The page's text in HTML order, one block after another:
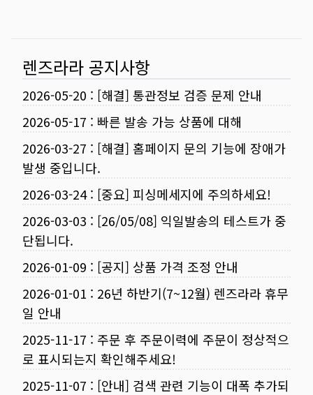
렌즈라라 공지사항
2026-05-20 : [해결] 통관정보 검증 문제 안내
2026-05-17 : 빠른 발송 가능 상품에 대해
2026-03-27 : [해결] 홈페이지 문의 기능에 장애가
발생 중입니다.
2026-03-24: [중요] 피싱메세지에 주의하세요!
2026-03-03 : [26/05/08] 익일발송의 테스트가 중
단됩니다.
2026-01-09 : [공지] 상품 가격 조정 안내
2026-01-01 : 26년 하반기(7~12월) 렌즈라라 휴무
일 안내
2025-11-17 : 주문 후 주문이력에 주문이 정상적으
로 표시되는지 확인해주세요!
2025-11-07 : [안내] 검색 관련 기능이 대폭 추가되